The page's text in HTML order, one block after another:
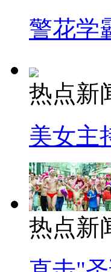
警花学
热点新
美女主
热点新